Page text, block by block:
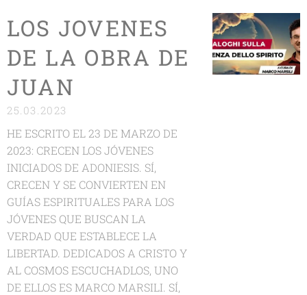
LOS JOVENES
DE LA OBRA DE
JUAN
25.03.2023
HE ESCRITO EL 23 DE MARZO DE
2023: CRECEN LOS JÓVENES
INICIADOS DE ADONIESIS. SÍ,
CRECEN Y SE CONVIERTEN EN
GUÍAS ESPIRITUALES PARA LOS
JÓVENES QUE BUSCAN LA
VERDAD QUE ESTABLECE LA
LIBERTAD. DEDICADOS A CRISTO Y
AL COSMOS ESCUCHADLOS, UNO
DE ELLOS ES MARCO MARSILI. SÍ,